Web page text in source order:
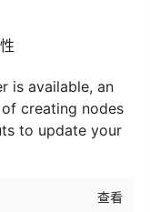
is available, an
creating nodes
to update your
查看